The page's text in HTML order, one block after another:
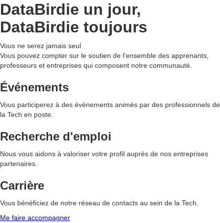
DataBirdie un jour,
DataBirdie toujours
Vous ne serez jamais seul
Vous pouvez compter sur le soutien de l'ensemble des apprenants,
professeurs et entreprises qui composent notre communauté.
Événements
Vous participerez à des évènements animés par des professionnels de
la Tech en poste.
Recherche d'emploi
Nous vous aidons à valoriser votre profil auprès de nos entreprises
partenaires.
Carrière
Vous bénéficiez de notre réseau de contacts au sein de la Tech.
Me faire accompagner